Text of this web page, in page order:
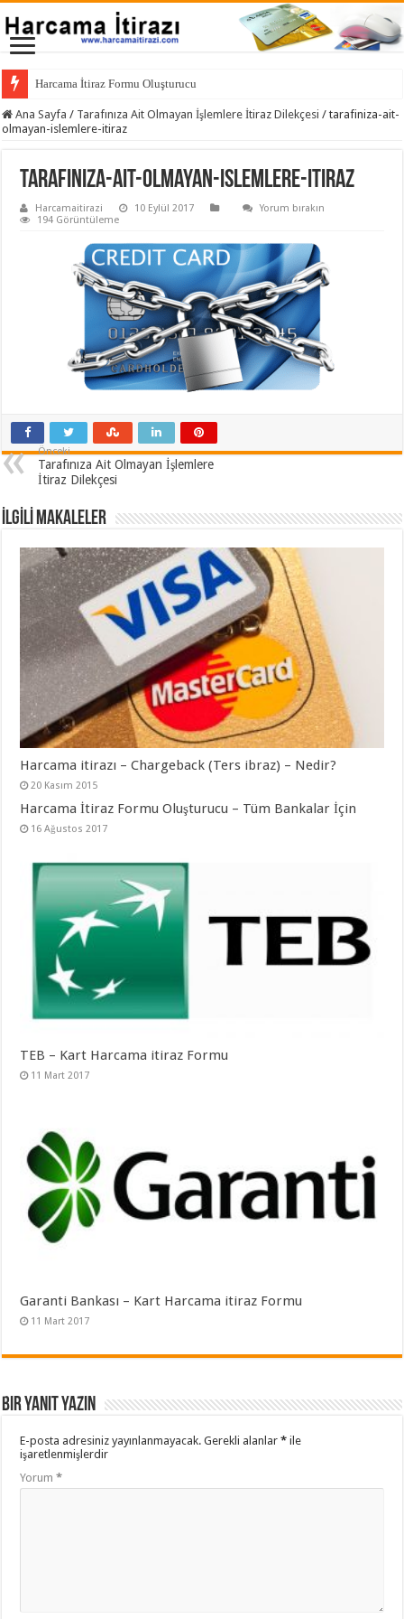
Harcama İtiraz Formu Oluşturucu – Tüm Bank
Ana Sayfa / Tarafınıza Ait Olmayan İşlemlere İtiraz Dilekçesi / tarafiniza-ait-
olmayan-islemlere-itiraz
tarafiniza-ait-olmayan-islemlere-itiraz
Harcamaitirazi 10 Eylül 2017
Yorum bırakın
194 Görüntüleme
Önceki
Tarafınıza Ait Olmayan İşlemlere
İtiraz Dilekçesi
İLGİLİ MAKALELER
Harcama itirazı – Chargeback (Ters ibraz) – Nedir?
20 Kasım 2015
Harcama İtiraz Formu Oluşturucu – Tüm Bankalar İçin
16 Ağustos 2017
TEB – Kart Harcama itiraz Formu
11 Mart 2017
Garanti Bankası – Kart Harcama itiraz Formu
11 Mart 2017
Bir yanıt yazın
E-posta adresiniz yayınlanmayacak. Gerekli alanlar* ile
işaretlenmişlerdir
Yorum*